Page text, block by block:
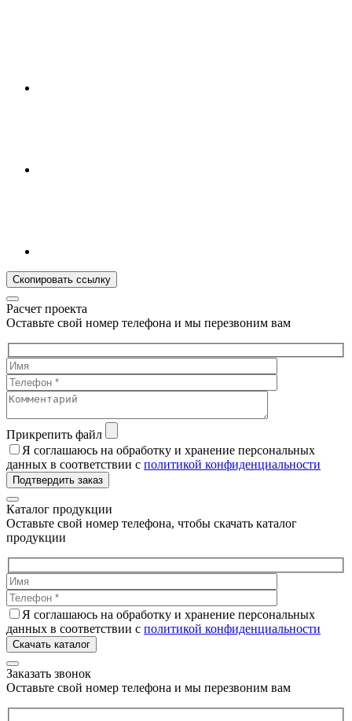
Скопировать ссылку
Расчет проекта
Оставьте свой номер телефона и мы перезвоним вам
Прикрепить файл
Я соглашаюсь на обработку и хранение персональных
данных в соответствии с политикой конфиденциальности
Подтвердить заказ
Каталог продукции
Оставьте свой номер телефона, чтобы скачать каталог
продукции
Я соглашаюсь на обработку и хранение персональных
данных в соответствии с политикой конфиденциальности
Скачать каталог
Заказать звонок
Оставьте свой номер телефона и мы перезвоним вам